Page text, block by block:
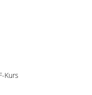
Kurs